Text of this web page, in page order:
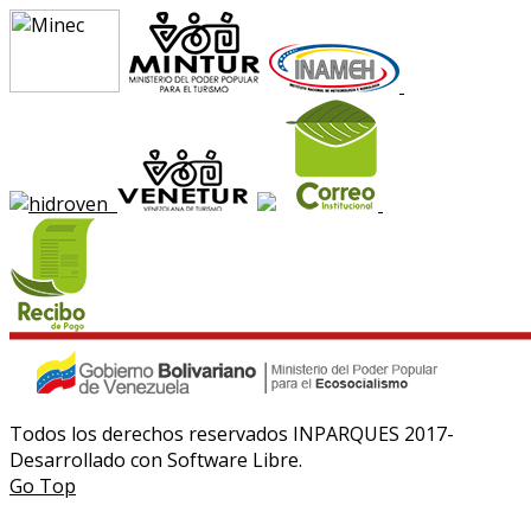
Todos los derechos reservados INPARQUES 2017-
Desarrollado con Software Libre.
Go Top